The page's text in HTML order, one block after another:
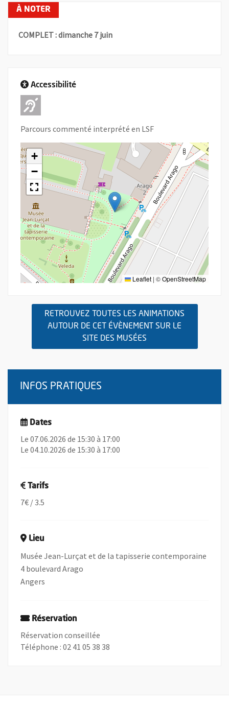
COMPLET : dimanche 7 juin
Accessibilité
Adapté pour l'handicap Auditif
Parcours commenté interprété en LSF
+
−
Leaflet | ©OpenStreetMap
RETROUVEZ TOUTES LES ANIMATIONS
AUTOUR DE CET ÉVÈNEMENT SUR LE
SITE DES MUSÉES
INFOS PRATIQUES
Dates
Le 07.06.2026 de 15:30 à 17:00
Le 04.10.2026 de 15:30 à 17:00
Tarifs
7€ / 3.5
Lieu
Musée Jean-Lurçat et de la tapisserie contemporaine
4 boulevard Arago
Angers
Réservation
Réservation conseillée
Téléphone : 02 41 05 38 38